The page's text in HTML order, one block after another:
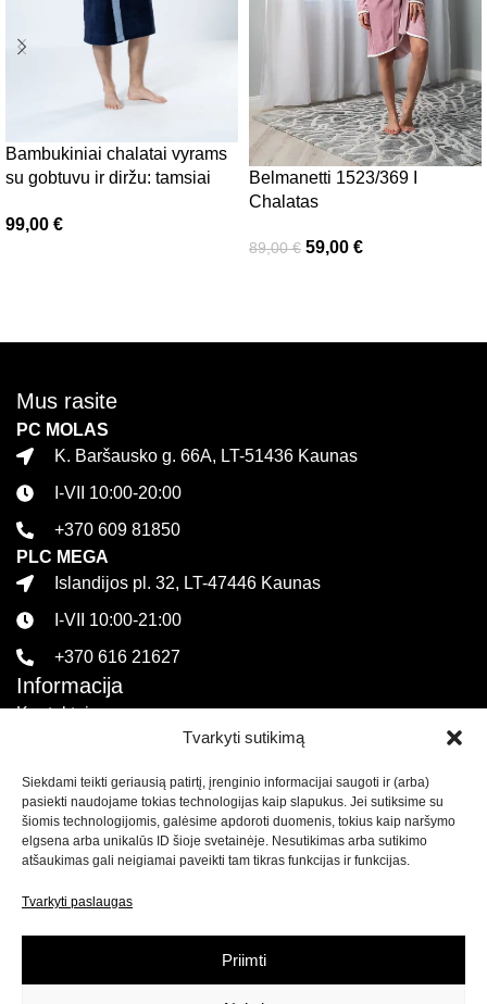
Tvarkyti sutikimą
Siekdami teikti geriausią patirtį, įrenginio informacijai saugoti ir (arba)
pasiekti naudojame tokias technologijas kaip slapukus. Jei sutiksime su
šiomis technologijomis, galėsime apdoroti duomenis, tokius kaip naršymo
elgsena arba unikalūs ID šioje svetainėje. Nesutikimas arba sutikimo
atšaukimas gali neigiamai paveikti tam tikras funkcijas ir funkcijas.
Tvarkyti paslaugas
Priimti
Bambukiniai chalatai vyrams
su gobtuvu ir diržu: tamsiai
99,00 €
Belmanetti 1523/369 I
Chalatas
89,00€ 59,00 €
Mus rasite
PC MOLAS
K. Baršausko g. 66A, LT-51436 Kaunas
I-VII 10:00-20:00
+370 609 81850
PLC MEGA
Islandijos pl. 32, LT-47446 Kaunas
I-VII 10:00-21:00
+370 616 21627
Informacija
Kontaktai
Pirkimo sąlygos ir taisyklės
Privatumo politika
Sekite mus
savo pirmam apsipirkimui mūsų el. parduotuvėje!